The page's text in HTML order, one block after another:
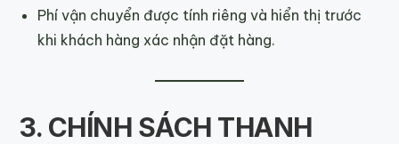
Phí vận chuyển được tính riêng và hiển thị trước
khi khách hàng xác nhận đặt hàng.
3. CHÍNH SÁCH THANH